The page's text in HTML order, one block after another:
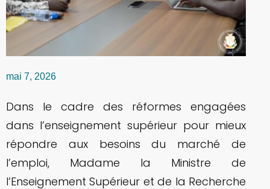
mai 7, 2026
Dans le cadre des réformes engagées
dans l’enseignement supérieur pour mieux
répondre aux besoins du marché de
l’emploi, Madame la Ministre de
l’Enseignement Supérieur et de la Recherche